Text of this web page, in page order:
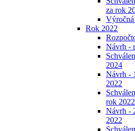
za rok
Rok 2022
Návrh -
2024
Návrh -
2022
rok 2022
Návrh -
2022